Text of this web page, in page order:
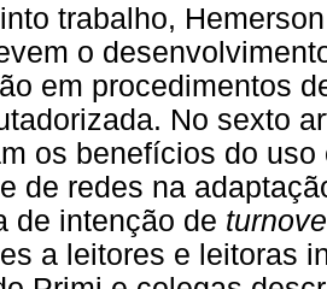
trabalho,
o
em procedimentos
No sexto
os benefícios do
de redes na
de intenção de
a leitores e leitoras